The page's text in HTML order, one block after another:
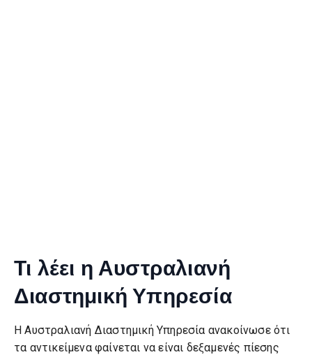
Τι λέει η Αυστραλιανή
Διαστημική Υπηρεσία
Η Αυστραλιανή Διαστημική Υπηρεσία ανακοίνωσε ότι
τα αντικείμενα φαίνεται να είναι δεξαμενές πίεσης